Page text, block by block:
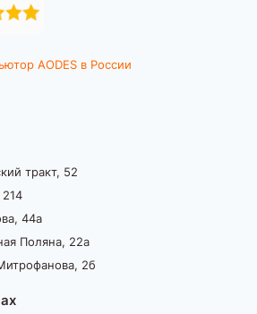
AODES в России
тракт, 52
44а
Поляна, 22а
2б